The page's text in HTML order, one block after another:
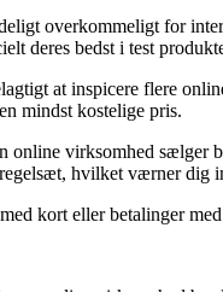
overkommeligt for
deres bedst i test
at inspicere flere
mindst kostelige pris.
online virksomhed sælger
hvilket værner dig
kort eller betalinger